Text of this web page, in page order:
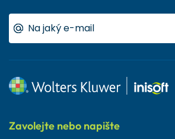
Zavolejte nebo napište